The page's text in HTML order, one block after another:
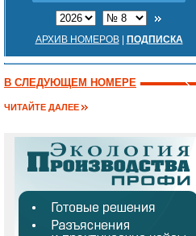
АРХИВ НОМЕРОВ| ПОДПИСКА
В СЛЕДУЮЩЕМ НОМЕРЕ
ЧИТАЙТЕ ДАЛЕЕ